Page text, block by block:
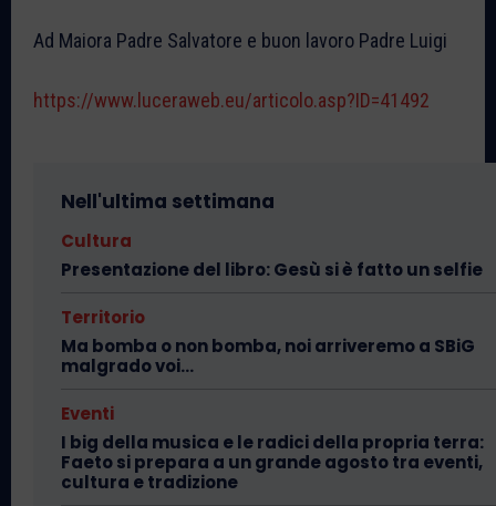
Ad Maiora Padre Salvatore e buon lavoro Padre Luigi
https://www.luceraweb.eu/articolo.asp?ID=41492
Nell'ultima settimana
Cultura
Presentazione del libro: Gesù si è fatto un selfie
Territorio
Ma bomba o non bomba, noi arriveremo a SBiG
malgrado voi…
Eventi
I big della musica e le radici della propria terra:
Faeto si prepara a un grande agosto tra eventi,
cultura e tradizione